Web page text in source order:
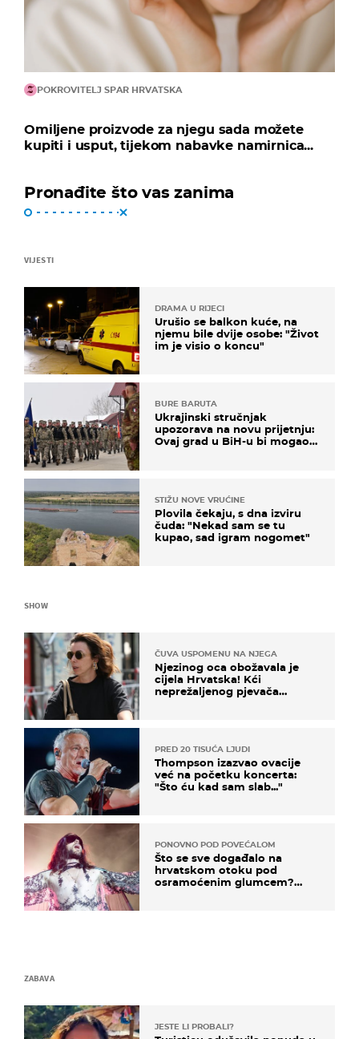
POKROVITELJ SPAR HRVATSKA
Omiljene proizvode za njegu sada možete
kupiti i usput, tijekom nabavke namirnica...
Pronađite što vas zanima
VIJESTI
DRAMA U RIJECI
Urušio se balkon kuće, na
njemu bile dvije osobe: "Život
im je visio o koncu"
BURE BARUTA
Ukrajinski stručnjak
upozorava na novu prijetnju:
Ovaj grad u BiH-u bi mogao
STIŽU NOVE VRUĆINE
Plovila čekaju, s dna izviru
čuda: "Nekad sam se tu
kupao, sad igram nogomet"
SHOW
ČUVA USPOMENU NA NJEGA
Njezinog oca obožavala je
cijela Hrvatska! Kći
neprežaljenog pjevača
PRED 20 TISUĆA LJUDI
Thompson izazvao ovacije
već na početku koncerta:
"Što ću kad sam slab..."
PONOVNO POD POVEĆALOM
Što se sve događalo na
hrvatskom otoku pod
osramoćenim glumcem?
ZABAVA
JESTE LI PROBALI?